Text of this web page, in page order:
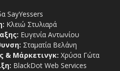
SayYessers
Κλειώ Στυλιαρά
Ευγενία Αντωνίου
Σταματία Βελάνη
& Μάρκετινγκ: Χρύσα Γώτα
BlackDot Web Services